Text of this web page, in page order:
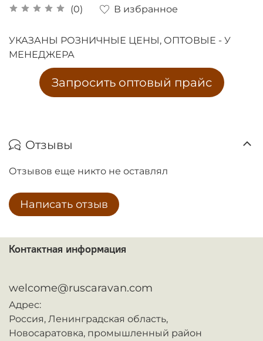
(0) В избранное
УКАЗАНЫ РОЗНИЧНЫЕ ЦЕНЫ, ОПТОВЫЕ - У
МЕНЕДЖЕРА
Запросить оптовый прайс
Отзывы
Отзывов еще никто не оставлял
Написать отзыв
Контактная информация
welcome@ruscaravan.com
Адрес:
Россия, Ленинградская область,
Новосаратовка, промышленный район